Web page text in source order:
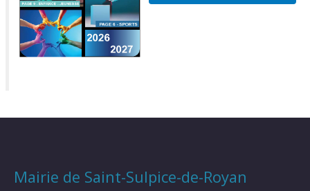
Mairie de Saint-Sulpice-de-Royan